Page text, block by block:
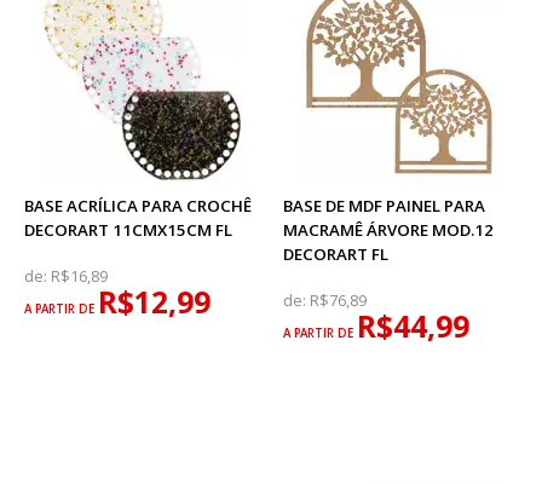
BASE ACRÍLICA PARA CROCHÊ
DECORART 11CMX15CM FL
de: R$16,89
A PARTIR DE R$12,99
BASE DE MDF PAINEL PARA
MACRAMÊ ÁRVORE MOD.12
DECORART FL
de: R$76,89
A PARTIR DE R$44,99